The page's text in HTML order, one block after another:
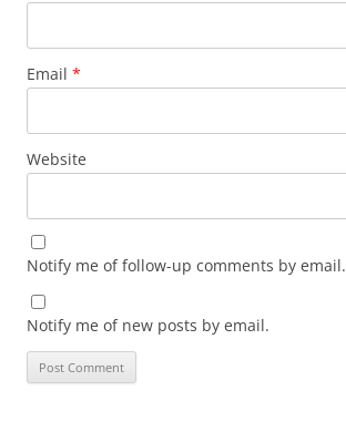
Email *
Website
Notify me of follow-up comments by email.
Notify me of new posts by email.